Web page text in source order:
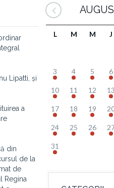
Lipatti, și
a
din
de la
de
Regina
L M M J
3 4 5 6
10 11 12 13
17 18 19
24 25 26
31